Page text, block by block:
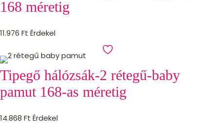
168 méretig
11.976 Ft Érdekel
Tipegő hálózsák-2 rétegű-baby
pamut 168-as méretig
14.868 Ft Érdekel